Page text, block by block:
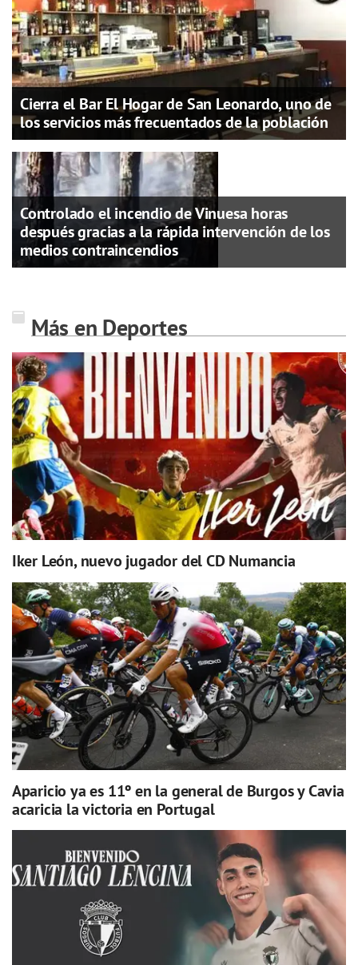
Cierra el Bar El Hogar de San Leonardo, uno de
los servicios más frecuentados de la población
Controlado el incendio de Vinuesa horas
después gracias a la rápida intervención de los
medios contraincendios
Más en Deportes
Iker León, nuevo jugador del CD Numancia
Aparicio ya es 11º en la general de Burgos y Cavia
acaricia la victoria en Portugal